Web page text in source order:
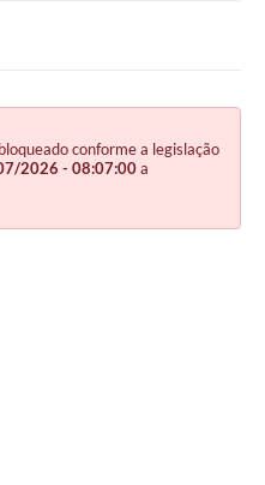
conforme a legislação
2026 - 08:07:00a